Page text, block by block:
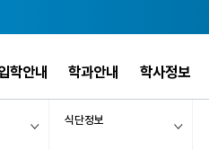
학안내 학과안내 학사정보
식단정보